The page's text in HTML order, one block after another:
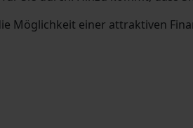
Möglichkeit einer attraktiven